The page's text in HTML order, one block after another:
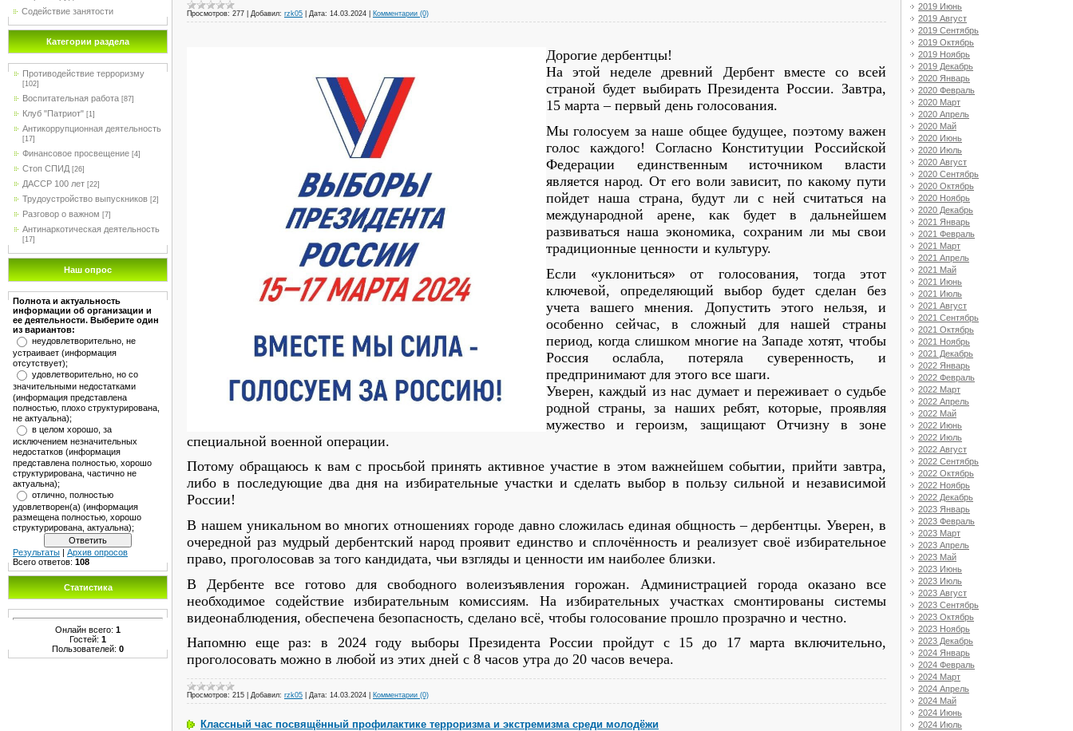
Содействие занятости
Категории раздела
Противодействие терроризму
[102]
Воспитательная работа [87]
Клуб "Патриот" [1]
Антикоррупционная деятельность
[17]
Финансовое просвещение [4]
Стоп СПИД [26]
ДАССР 100 лет [22]
Трудоустройство выпускников [2]
Разговор о важном [7]
Антинаркотическая деятельность
[17]
Наш опрос
Полнота и актуальность
информации об организации и
ее деятельности. Выберите один
из вариантов:
неудовлетворительно, не
устраивает (информация
отсутствует);
удовлетворительно, но со
значительными недостатками
(информация представлена
полностью, плохо структурирована,
не актуальна);
в целом хорошо, за
исключением незначительных
недостатков (информация
представлена полностью, хорошо
структурирована, частично не
актуальна);
отлично, полностью
удовлетворен(а) (информация
размещена полностью, хорошо
структурирована, актуальна);
Результаты | Архив опросов
Всего ответов: 108
Статистика
Онлайн всего: 1
Гостей: 1
Пользователей: 0
Просмотров: 277 Добавил: rzk05 Дата: 14.03.2024 Комментарии (0)
Дорогие дербентцы!
На этой неделе древний Дербент вместе со всей
страной будет выбирать Президента России. Завтра,
15 марта – первый день голосования.
Мы голосуем за наше общее будущее, поэтому важен
голос каждого! Согласно Конституции Российской
Федерации единственным источником власти
является народ. От его воли зависит, по какому пути
пойдет наша страна, будут ли с ней считаться на
международной арене, как будет в дальнейшем
развиваться наша экономика, сохраним ли мы свои
традиционные ценности и культуру.
Если «уклониться» от голосования, тогда этот
ключевой, определяющий выбор будет сделан без
учета вашего мнения. Допустить этого нельзя, и
особенно сейчас, в сложный для нашей страны
период, когда слишком многие на Западе хотят, чтобы
Россия ослабла, потеряла суверенность, и
предпринимают для этого все шаги.
Уверен, каждый из нас думает и переживает о судьбе
родной страны, за наших ребят, которые, проявляя
мужество и героизм, защищают Отчизну в зоне
специальной военной операции.
Потому обращаюсь к вам с просьбой принять активное участие в этом важнейшем событии, прийти завтра,
либо в последующие два дня на избирательные участки и сделать выбор в пользу сильной и независимой
России!
В нашем уникальном во многих отношениях городе давно сложилась единая общность – дербентцы. Уверен, в
очередной раз мудрый дербентский народ проявит единство и сплочённость и реализует своё избирательное
право, проголосовав за того кандидата, чьи взгляды и ценности им наиболее близки.
В Дербенте все готово для свободного волеизъявления горожан. Администрацией города оказано все
необходимое содействие избирательным комиссиям. На избирательных участках смонтированы системы
видеонаблюдения, обеспечена безопасность, сделано всё, чтобы голосование прошло прозрачно и честно.
Напомню еще раз: в 2024 году выборы Президента России пройдут с 15 до 17 марта включительно,
проголосовать можно в любой из этих дней с 8 часов утра до 20 часов вечера.
Просмотров: 215 Добавил: rzk05 Дата: 14.03.2024 Комментарии (0)
Классный час посвящённый профилактике терроризма и экстремизма среди молодёжи
2019 Июнь
2019 Август
2019 Сентябрь
2019 Октябрь
2019 Ноябрь
2019 Декабрь
2020 Январь
2020 Февраль
2020 Март
2020 Апрель
2020 Май
2020 Июнь
2020 Июль
2020 Август
2020 Сентябрь
2020 Октябрь
2020 Ноябрь
2020 Декабрь
2021 Январь
2021 Февраль
2021 Март
2021 Апрель
2021 Май
2021 Июнь
2021 Июль
2021 Август
2021 Сентябрь
2021 Октябрь
2021 Ноябрь
2021 Декабрь
2022 Январь
2022 Февраль
2022 Март
2022 Апрель
2022 Май
2022 Июнь
2022 Июль
2022 Август
2022 Сентябрь
2022 Октябрь
2022 Ноябрь
2022 Декабрь
2023 Январь
2023 Февраль
2023 Март
2023 Апрель
2023 Май
2023 Июнь
2023 Июль
2023 Август
2023 Сентябрь
2023 Октябрь
2023 Ноябрь
2023 Декабрь
2024 Январь
2024 Февраль
2024 Март
2024 Апрель
2024 Май
2024 Июнь
2024 Июль